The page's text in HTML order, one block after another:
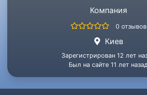
Компания
0 отзывов
Киев
Зарегистрирован 12 лет
Был на сайте 11 лет